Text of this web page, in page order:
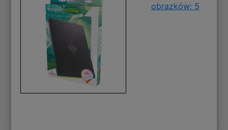
obrazków: 5